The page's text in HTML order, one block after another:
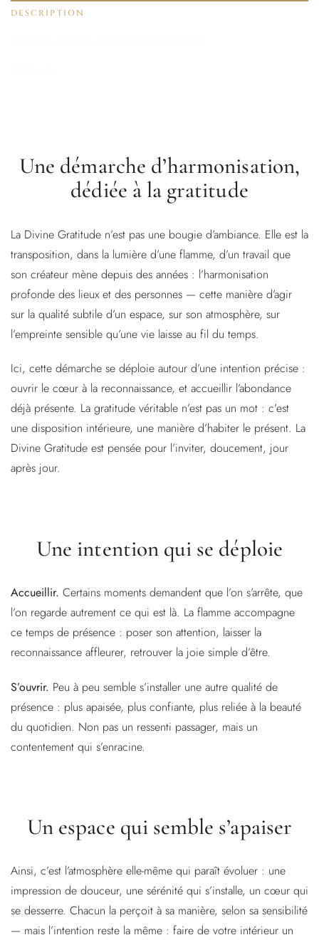
DESCRIPTION
Une démarche d’harmonisation,
dédiée à la gratitude
La Divine Gratitude n’est pas une bougie d’ambiance. Elle est la
transposition, dans la lumière d’une flamme, d’un travail que
son créateur mène depuis des années : l’harmonisation
profonde des lieux et des personnes — cette manière d’agir
sur la qualité subtile d’un espace, sur son atmosphère, sur
l’empreinte sensible qu’une vie laisse au fil du temps.
Ici, cette démarche se déploie autour d’une intention précise :
ouvrir le cœur à la reconnaissance, et accueillir l’abondance
déjà présente. La gratitude véritable n’est pas un mot : c’est
une disposition intérieure, une manière d’habiter le présent. La
Divine Gratitude est pensée pour l’inviter, doucement, jour
après jour.
Une intention qui se déploie
Accueillir. Certains moments demandent que l’on s’arrête, que
l’on regarde autrement ce qui est là. La flamme accompagne
ce temps de présence : poser son attention, laisser la
reconnaissance affleurer, retrouver la joie simple d’être.
S’ouvrir. Peu à peu semble s’installer une autre qualité de
présence : plus apaisée, plus confiante, plus reliée à la beauté
du quotidien. Non pas un ressenti passager, mais un
contentement qui s’enracine.
Un espace qui semble s’apaiser
Ainsi, c’est l’atmosphère elle-même qui paraît évoluer : une
impression de douceur, une sérénité qui s’installe, un cœur qui
se desserre. Chacun la perçoit à sa manière, selon sa sensibilité
— mais l’intention reste la même : faire de votre intérieur un